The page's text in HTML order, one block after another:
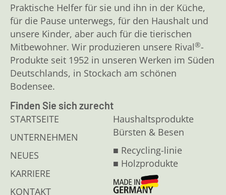
Praktische Helfer für sie und ihn in der Küche,
für die Pause unterwegs, für den Haushalt und
unsere Kinder, aber auch für die tierischen
Mitbewohner. Wir produzieren unsere Rival®-
Produkte seit 1952 in unseren Werken im Süden
Deutschlands, in Stockach am schönen
Bodensee.
Finden Sie sich zurecht
STARTSEITE
UNTERNEHMEN
NEUES
KARRIERE
KONTAKT
Haushaltsprodukte
Bürsten & Besen
■ Recycling-linie
■ Holzprodukte